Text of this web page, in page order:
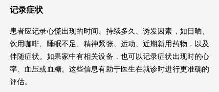
记录症状
患者应记录心慌出现的时间、持续多久、诱发因素，如日晒、
饮用咖啡、睡眠不足、精神紧张、运动、近期新用药物，以及
伴随症状。如果家中有相关设备，也可以记录症状出现时的心
率、血压或血糖。这些信息有助于医生在就诊时进行更准确的
评估。